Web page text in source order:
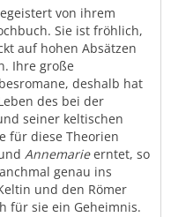
von ihrem
Sie ist fröhlich,
auf hohen Absätzen
Ihre große
deshalb hat
des bei der
seiner keltischen
für diese Theorien
Annemarieerntet, so
genau ins
und den Römer
für sie ein Geheimnis.